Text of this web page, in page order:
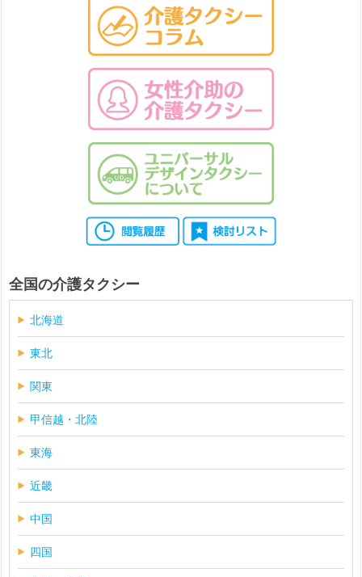
全国の介護タクシー
北海道
東北
関東
甲信越・北陸
東海
近畿
中国
四国